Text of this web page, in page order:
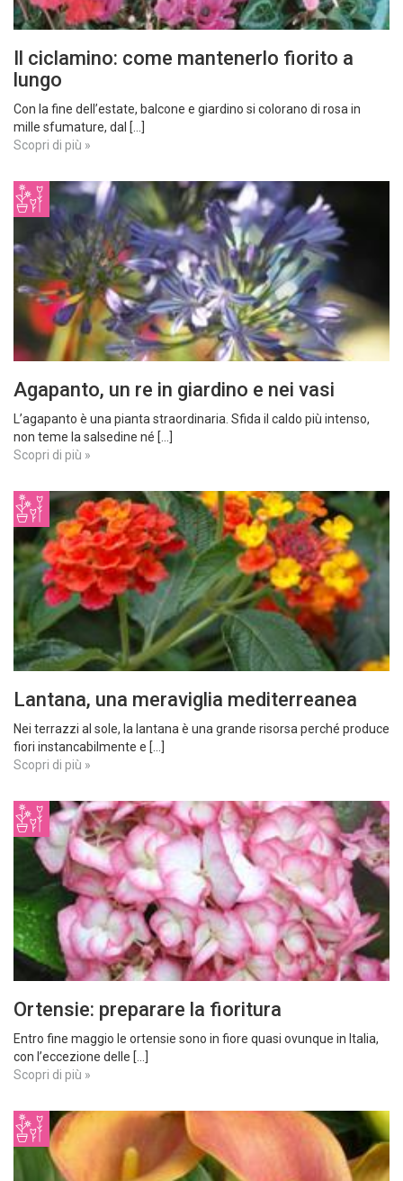
Il ciclamino: come mantenerlo fiorito a
lungo
Con la fine dell’estate, balcone e giardino si colorano di rosa in
mille sfumature, dal [...]
Scopri di più »
Agapanto, un re in giardino e nei vasi
L’agapanto è una pianta straordinaria. Sfida il caldo più intenso,
non teme la salsedine né [...]
Scopri di più »
Lantana, una meraviglia mediterreanea
Nei terrazzi al sole, la lantana è una grande risorsa perché produce
fiori instancabilmente e [...]
Scopri di più »
Ortensie: preparare la fioritura
Entro fine maggio le ortensie sono in fiore quasi ovunque in Italia,
con l’eccezione delle [...]
Scopri di più »